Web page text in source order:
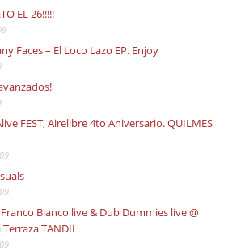
EL 26!!!!!
Faces – El Loco Lazo EP. Enjoy
FEST, Airelibre 4to Aniversario. QUILMES
Bianco live & Dub Dummies live @
TANDIL